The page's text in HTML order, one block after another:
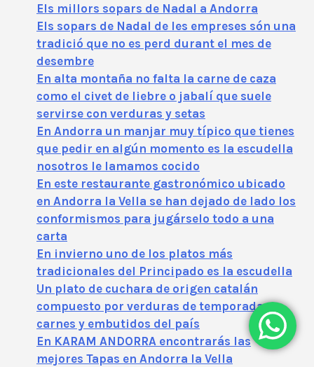
Els millors sopars de Nadal a Andorra
Els sopars de Nadal de les empreses són una
tradició que no es perd durant el mes de
desembre
En alta montaña no falta la carne de caza
como el civet de liebre o jabalí que suele
servirse con verduras y setas
En Andorra un manjar muy típico que tienes
que pedir en algún momento es la escudella
nosotros le lamamos cocido
En este restaurante gastronómico ubicado
en Andorra la Vella se han dejado de lado los
conformismos para jugárselo todo a una
carta
En invierno uno de los platos más
tradicionales del Principado es la escudella
Un plato de cuchara de origen catalán
compuesto por verduras de temporada
carnes y embutidos del país
En KARAM ANDORRA encontrarás las
mejores Tapas en Andorra la Vella